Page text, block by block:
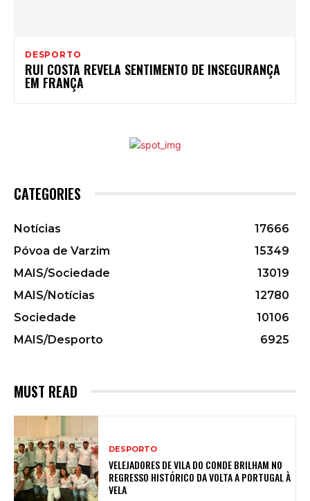
DESPORTO
RUI COSTA REVELA SENTIMENTO DE INSEGURANÇA
EM FRANÇA
CATEGORIES
Notícias
17666
Póvoa de Varzim
15349
MAIS/Sociedade
13019
MAIS/Notícias
12780
Sociedade
10106
MAIS/Desporto
6925
MUST READ
DESPORTO
VELEJADORES DE VILA DO CONDE BRILHAM NO
REGRESSO HISTÓRICO DA VOLTA A PORTUGAL À
VELA